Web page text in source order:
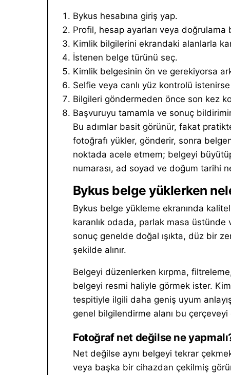
Bykus hesabına giriş yap.
Profil, hesap ayarları veya doğrulama
Kimlik bilgilerini ekrandaki alanlarla
İstenen belge türünü seç.
Kimlik belgesinin ön ve gerekiyorsa
Selfie veya canlı yüz kontrolü
Bilgileri göndermeden önce son kez
Başvuruyu tamamla ve sonuç
Bu adımlar basit görünür, fakat
fotoğrafı yükler, gönderir, sonra
noktada acele etmem; belgeyi
numarası, ad soyad ve doğum tarihi
Bykus belge yüklerken
Bykus belge yükleme ekranında
karanlık odada, parlak masa üstünde
sonuç genelde doğal ışıkta, düz bir
şekilde alınır.
Belgeyi düzenlerken kırpma,
belgeyi resmi haliyle görmek ister.
tespitiyle ilgili daha geniş uyum
genel bilgilendirme alanı bu çerçeveyi
Fotoğraf net değilse ne
Net değilse aynı belgeyi tekrar
veya başka bir cihazdan çekilmiş